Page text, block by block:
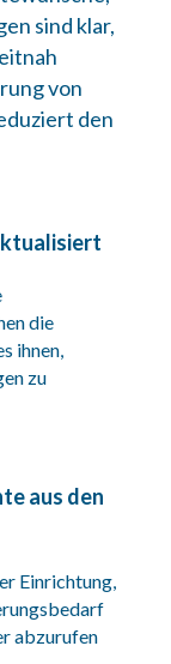
sind klar,
von
den
die
ihnen,
zu
aus den
Einrichtung,
abzurufen